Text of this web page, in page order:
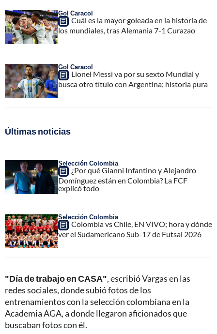
Gol Caracol
Cuál es la mayor goleada en la historia de
los mundiales, tras Alemania 7-1 Curazao
Gol Caracol
Lionel Messi va por su sexto Mundial y
busca otro título con Argentina; historia pura
Últimas noticias
Selección Colombia
¿Por qué Gianni Infantino y Alejandro
Domínguez están en Colombia? La FCF
explicó todo
Selección Colombia
Colombia vs Chile, EN VIVO; hora y dónde
ver el Sudamericano Sub-17 de Futsal 2026
"Día de trabajo en CASA", escribió Vargas en las
redes sociales, donde subió fotos de los
entrenamientos con la selección colombiana en la
Academia AGA, a donde llegaron aficionados que
buscaban fotos con él.